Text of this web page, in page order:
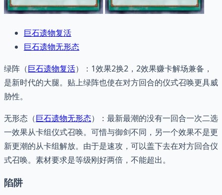
巨石遗物复活
巨石遗物无形态
绿阵（巨石遗物复活）：1效果2换2，2效果赚卡解场兼备，
是新时代的大腿。贴上绿阵也使在对方回合的仪式召唤更具威
胁性。
无形态（巨石遗物无形态）：最新最潮的没有一回合一次二选
一效果从卡组仪式召唤。可惜与御剑不同，另一个效果不是更
新更潮的从卡组解放。由于是速攻，可以盖下去在对方回合仪
式召唤。素材要求是等级刚好两倍，不能超出。
陷阱